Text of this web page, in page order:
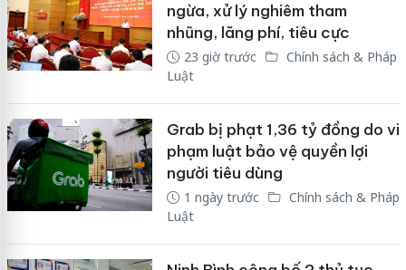
ngừa, xử lý nghiêm tham
nhũng, lãng phí, tiêu cực
23 giờ trước
Chính sách & Pháp
Luật
Grab bị phạt 1,36 tỷ đồng do vi
phạm luật bảo vệ quyền lợi
người tiêu dùng
1 ngày trước
Chính sách & Pháp
Luật